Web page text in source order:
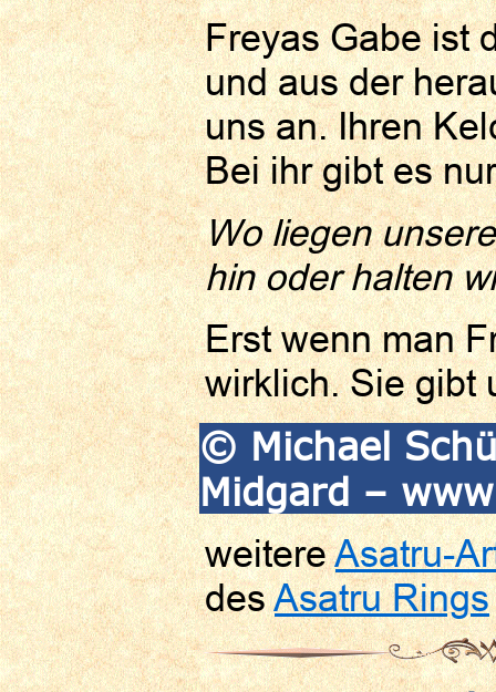
Freyas Gabe ist
und aus der
uns an. Ihren
Bei ihr gibt es
Wo liegen
hin oderhalten
Erst wenn man
wirklich. Sie gibt
© Michael
Midgard –
weitereAsatru-
desAsatru Rings